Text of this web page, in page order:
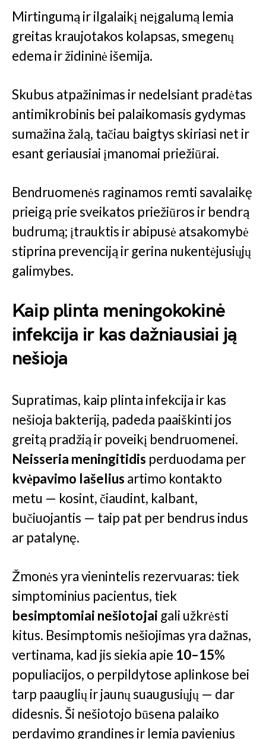
Mirtingumą ir ilgalaikį neįgalumą lemia
greitas kraujotakos kolapsas, smegenų
edema ir židininė išemija.
Skubus atpažinimas ir nedelsiant pradėtas
antimikrobinis bei palaikomasis gydymas
sumažina žalą, tačiau baigtys skiriasi net ir
esant geriausiai įmanomai priežiūrai.
Bendruomenės raginamos remti savalaikę
prieigą prie sveikatos priežiūros ir bendrą
budrumą; įtrauktis ir abipusė atsakomybė
stiprina prevenciją ir gerina nukentėjusiųjų
galimybes.
Kaip plinta meningokokinė
infekcija ir kas dažniausiai ją
nešioja
Supratimas, kaip plinta infekcija ir kas
nešioja bakteriją, padeda paaiškinti jos
greitą pradžią ir poveikį bendruomenei.
Neisseria meningitidis perduodama per
kvėpavimo lašelius artimo kontakto
metu — kosint, čiaudint, kalbant,
bučiuojantis — taip pat per bendrus indus
ar patalynę.
Žmonės yra vienintelis rezervuaras: tiek
simptominius pacientus, tiek
besimptomiai nešiotojai gali užkrėsti
kitus. Besimptomis nešiojimas yra dažnas,
vertinama, kad jis siekia apie 10–15%
populiacijos, o perpildytose aplinkose bei
tarp paauglių ir jaunų suaugusiųjų — dar
didesnis. Ši nešiotojo būsena palaiko
perdavimo grandines ir lemia pavienius